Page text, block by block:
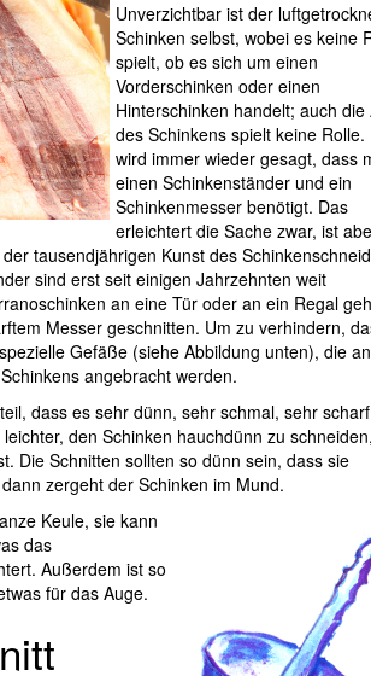
Unverzichtbar ist der
Schinken selbst, wobei es keine
spielt, ob es sich um einen
Vorderschinken oder einen
Hinterschinken handelt; auch die
des Schinkens spielt keine Rolle.
wird immer wieder gesagt, dass
einen Schinkenständer und ein
Schinkenmesser benötigt. Das
erleichtert die Sache zwar, ist
tausendjährigen Kunst des
sind erst seit einigen Jahrzehnten weit
an eine Tür oder an ein Regal
Messer geschnitten. Um zu verhindern,
Gefäße (siehe Abbildung unten), die
angebracht werden.
dass es sehr dünn, sehr schmal, sehr
den Schinken hauchdünn zu
Die Schnitten sollten so dünn sein, dass sie
zergeht der Schinken im Mund.
Keule, sie kann
das
Außerdem ist so
für das Auge.